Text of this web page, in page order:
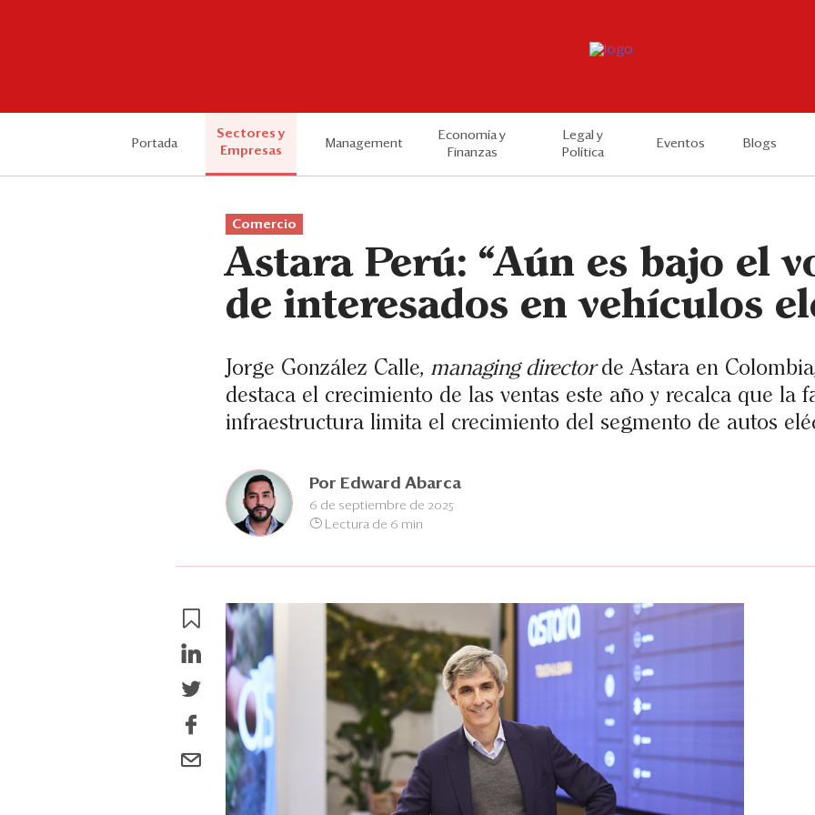
Portada
Sectores y
Empresas
Management
Economía y
Finanzas
Legal y
Política
Eventos Blogs
Comercio
Astara Perú: “Aún es bajo el
de interesados en vehículos
Jorge González Calle, managing directorde Astara en
destaca el crecimiento de las ventas este año y recalca que la
infraestructura limita el crecimiento del segmento de autos
Por Edward Abarca
6 de septiembre de 2025
Lectura de 6 min